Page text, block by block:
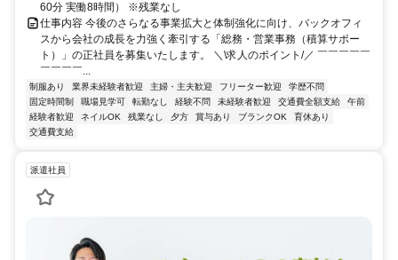
60分 実働8時間） ※残業なし
仕事内容 今後のさらなる事業拡大と体制強化に向け、バックオフィ
スから会社の成長を力強く牽引する「総務・営業事務（積算サポー
ト）」の正社員を募集いたします。 ＼\求人のポイント/／ ￣￣￣￣￣
￣￣￣￣...
制服あり 業界未経験者歓迎 主婦・主夫歓迎 フリーター歓迎
学歴不問
固定時間制
職場見学可 転勤なし 経験不問 未経験者歓迎 交通費全額支給
午前
経験者歓迎
ネイルOK 残業なし 夕方 賞与あり ブランクOK
育休あり
交通費支給
派遣社員